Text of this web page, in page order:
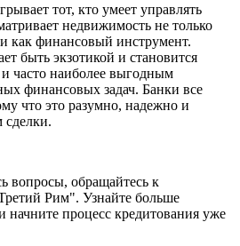
тот, кто умеет управлять
недвижимость не только
как финансовый инструмент.
быть экзотикой и становится
часто наиболее выгодным
финансовых задач. Банки все
что это разумно, надежно и
сделки.
вопросы, обращайтесь к
Рим". Узнайте больше
начните процесс кредитования уже